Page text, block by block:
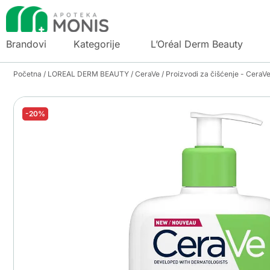
Brandovi Kategorije L’Oréal Derm Beauty
Početna / LOREAL DERM BEAUTY / CeraVe / Proizvodi za čišćenje - CeraVe
-20%